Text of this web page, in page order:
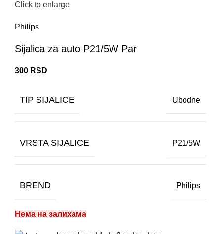
Click to enlarge
Philips
Sijalica za auto P21/5W Par
300 RSD
TIP SIJALICE Ubodne
VRSTA SIJALICE P21/5W
BREND Philips
Нема на залихама